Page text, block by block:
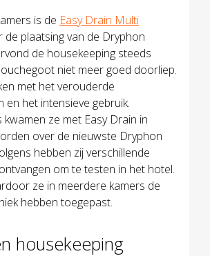
is de Easy Drain Multi
de plaatsing van de Dryphon
de housekeeping steeds
niet meer goed doorliep.
met het verouderde
en het intensieve gebruik.
kwamen ze met Easy Drain in
over de nieuwste Dryphon
hebben zij verschillende
om te testen in het hotel.
ze in meerdere kamers de
hebben toegepast.
housekeeping